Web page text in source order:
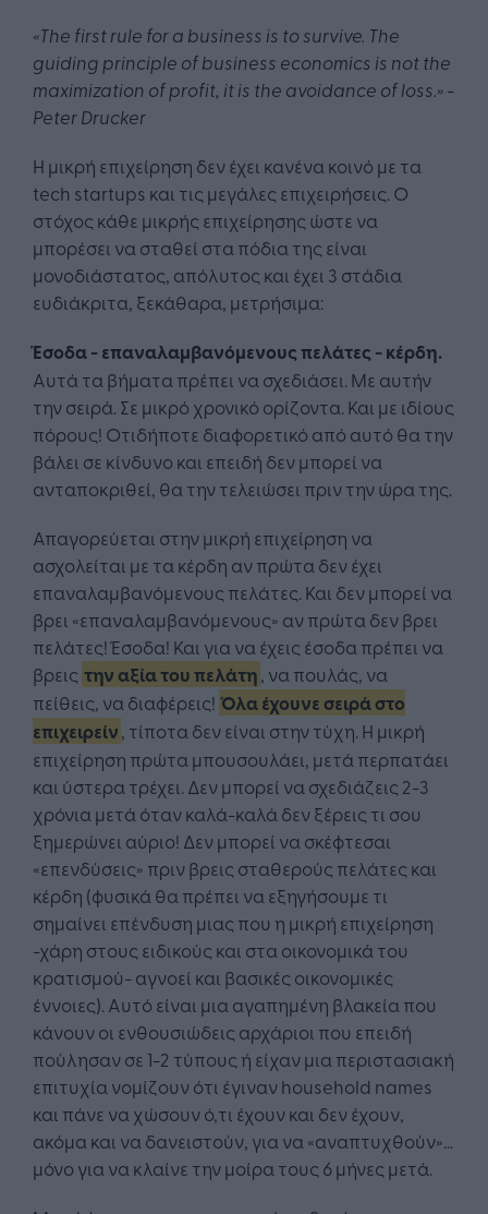
«The first rule for a business is to survive. The
guiding principle of business economics is not the
maximization of profit, it is the avoidance of loss.» -
Peter Drucker
Η μικρή επιχείρηση δεν έχει κανένα κοινό με τα
tech startups και τις μεγάλες επιχειρήσεις. Ο
στόχος κάθε μικρής επιχείρησης ώστε να
μπορέσει να σταθεί στα πόδια της είναι
μονοδιάστατος, απόλυτος και έχει 3 στάδια
ευδιάκριτα, ξεκάθαρα, μετρήσιμα:
Έσοδα - επαναλαμβανόμενους πελάτες - κέρδη.
Αυτά τα βήματα πρέπει να σχεδιάσει. Με αυτήν
την σειρά. Σε μικρό χρονικό ορίζοντα. Και με ιδίους
πόρους! Οτιδήποτε διαφορετικό από αυτό θα την
βάλει σε κίνδυνο και επειδή δεν μπορεί να
ανταποκριθεί, θα την τελειώσει πριν την ώρα της.
Απαγορεύεται στην μικρή επιχείρηση να
ασχολείται με τα κέρδη αν πρώτα δεν έχει
επαναλαμβανόμενους πελάτες. Και δεν μπορεί να
βρει «επαναλαμβανόμενους» αν πρώτα δεν βρει
πελάτες! Έσοδα! Και για να έχεις έσοδα πρέπει να
βρεις την αξία του πελάτη, να πουλάς, να
πείθεις, να διαφέρεις! Όλα έχουνε σειρά στο
επιχειρείν, τίποτα δεν είναι στην τύχη. Η μικρή
επιχείρηση πρώτα μπουσουλάει, μετά περπατάει
και ύστερα τρέχει. Δεν μπορεί να σχεδιάζεις 2-3
χρόνια μετά όταν καλά-καλά δεν ξέρεις τι σου
ξημερώνει αύριο! Δεν μπορεί να σκέφτεσαι
«επενδύσεις» πριν βρεις σταθερούς πελάτες και
κέρδη (φυσικά θα πρέπει να εξηγήσουμε τι
σημαίνει επένδυση μιας που η μικρή επιχείρηση
-χάρη στους ειδικούς και στα οικονομικά του
κρατισμού- αγνοεί και βασικές οικονομικές
έννοιες). Αυτό είναι μια αγαπημένη βλακεία που
κάνουν οι ενθουσιώδεις αρχάριοι που επειδή
πούλησαν σε 1-2 τύπους ή είχαν μια περιστασιακή
επιτυχία νομίζουν ότι έγιναν household names
και πάνε να χώσουν ό,τι έχουν και δεν έχουν,
ακόμα και να δανειστούν, για να «αναπτυχθούν»…
μόνο για να κλαίνε την μοίρα τους 6 μήνες μετά.